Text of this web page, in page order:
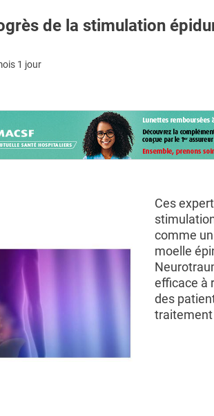
de la stimulation
1 jour
Ces
comme
moelle
efficace à
des
traitement